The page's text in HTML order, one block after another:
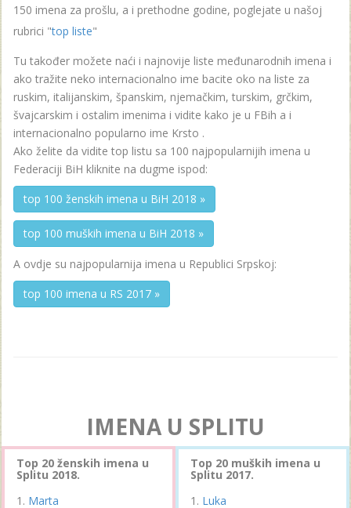
150 imena za prošlu, a i prethodne godine, poglejate u našoj
rubrici "top liste"
Tu također možete naći i najnovije liste međunarodnih imena i
ako tražite neko internacionalno ime bacite oko na liste za
ruskim, italijanskim, španskim, njemačkim, turskim, grčkim,
švajcarskim i ostalim imenima i vidite kako je u FBih a i
internacionalno popularno ime Krsto .
Ako želite da vidite top listu sa 100 najpopularnijih imena u
Federaciji BiH kliknite na dugme ispod:
top 100 ženskih imena u BiH 2018 »
top 100 muških imena u BiH 2018 »
A ovdje su najpopularnija imena u Republici Srpskoj:
top 100 imena u RS 2017 »
IMENA U SPLITU
Top 20 ženskih imena u
Splitu 2018.
Marta
Top 20 muških imena u
Splitu 2017.
Luka